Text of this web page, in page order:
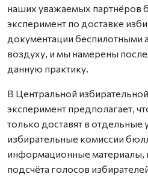
наших уважаемых партнёров
эксперимент по доставке
документации беспилотными
воздуху, и мы намерены
данную практику.
В Центральной
эксперимент предполагает,
только доставят в отдельные
избирательные комиссии
информационные материалы,
подсчёта голосов